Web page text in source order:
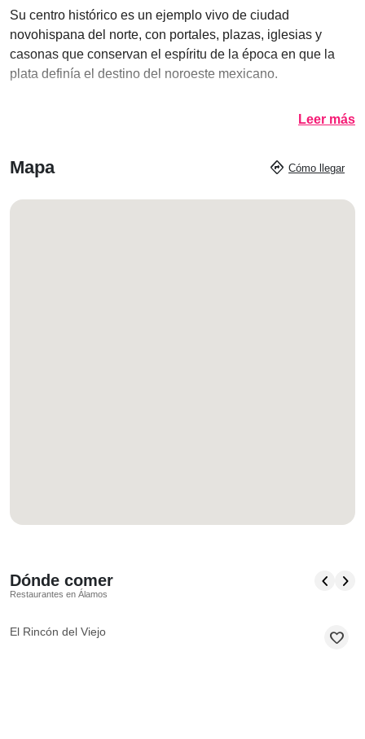
Su centro histórico es un ejemplo vivo de ciudad
novohispana del norte, con portales, plazas, iglesias y
casonas que conservan el espíritu de la época en que la
plata definía el destino del noroeste mexicano.
Leer más
Mapa directions Cómo llegar
Dónde comer
Restaurantes en Álamos
chevron_left chevron_right
favorite
El Rincón del Viejo